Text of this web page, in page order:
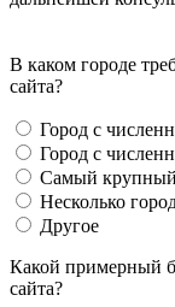
В каком городе
сайта?
Город с
Город с
Самый крупный
Несколько
Другое
Какой примерный
сайта?